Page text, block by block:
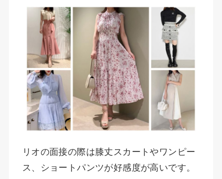
リオの面接の際は膝丈スカートやワンピー
ス、ショートパンツが好感度が高いです。